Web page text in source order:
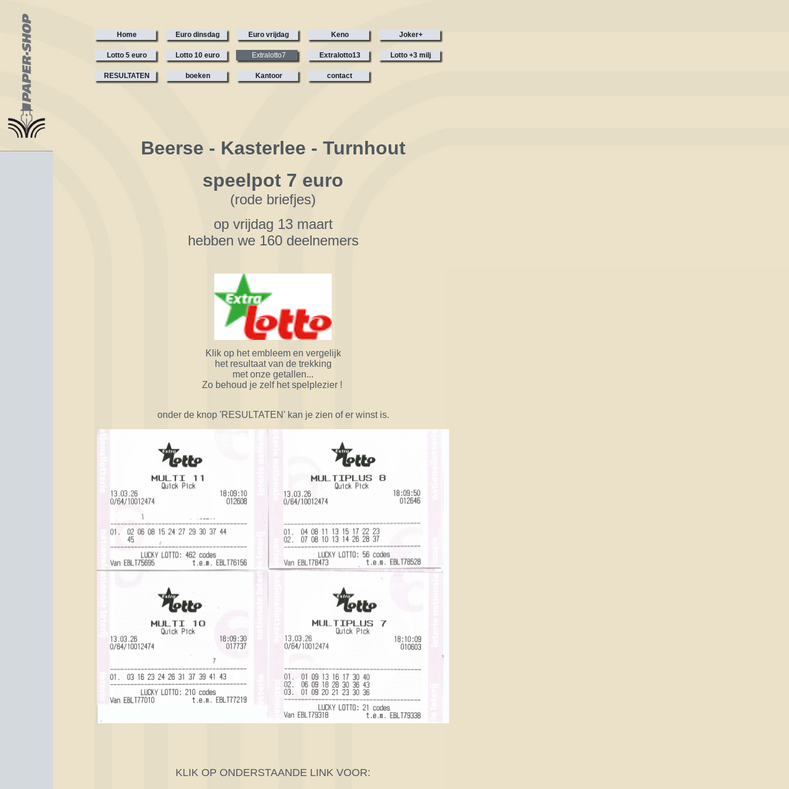
Home Euro dinsdag Euro vrijdag Keno Joker+
Lotto 5 euro Lotto 10 euro Extralotto7 Extralotto13 Lotto +3 milj
RESULTATEN boeken Kantoor contact
Beerse - Kasterlee - Turnhout
speelpot 7 euro
(rode briefjes)
op vrijdag 13 maart
hebben we 160 deelnemers
Klik op het embleem en vergelijk
het resultaat van de trekking
met onze getallen...
Zo behoud je zelf het spelplezier !
onder de knop 'RESULTATEN' kan je zien of er winst is.
KLIK OP ONDERSTAANDE LINK VOOR: